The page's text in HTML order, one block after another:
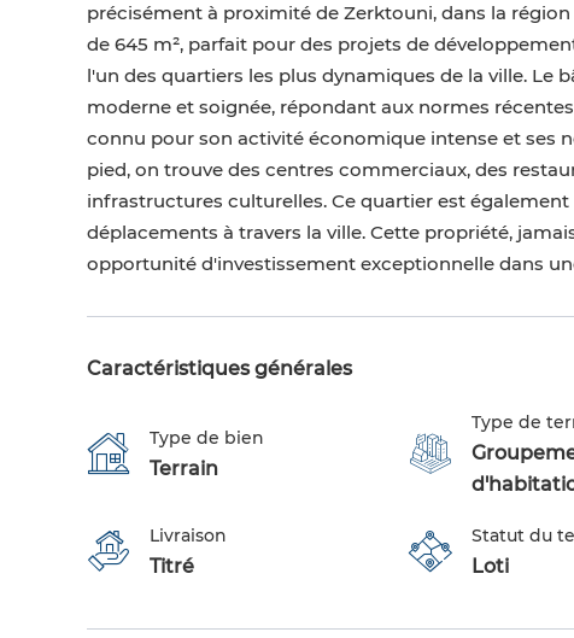
précisément à proximité de Zerktouni, dans la
de 645 m², parfait pour des projets de
l'un des quartiers les plus dynamiques de la ville.
moderne et soignée, répondant aux normes
connu pour son activité économique intense et ses
pied, on trouve des centres commerciaux, des
infrastructures culturelles. Ce quartier est
déplacements à travers la ville. Cette propriété,
opportunité d'investissement exceptionnelle dans
Caractéristiques générales
Type de bien
Terrain
Type de
Livraison
Titré
Statut du
Loti